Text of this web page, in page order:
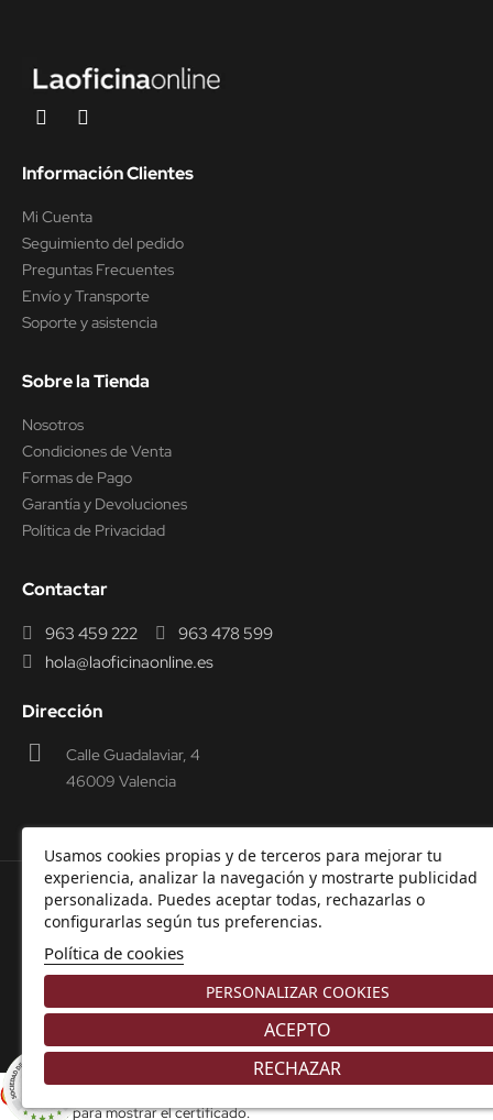
Usamos cookies propias y de terceros para mejorar tu
experiencia, analizar la navegación y mostrarte publicidad
personalizada. Puedes aceptar todas, rechazarlas o
configurarlas según tus preferencias.
Política de cookies
PERSONALIZAR COOKIES
RECHAZAR
ACEPTO
Información Clientes
Mi Cuenta
Seguimiento del pedido
Preguntas Frecuentes
Envío y Transporte
Soporte y asistencia
Sobre la Tienda
Nosotros
Condiciones de Venta
Formas de Pago
Garantía y Devoluciones
Política de Privacidad
Contactar
963 459 222
963 478 599
hola@laoficinaonline.es
Dirección
Calle Guadalaviar, 4
46009 Valencia
© 2000-2026 Laoficinaonline.SIDEOFFICE, S.L. CIF
B98914336 - Aviso Legal -Política de cookies
Privacidad
Comerciante aprobado por la Sociedad de Opiniones Contrastadas,haga
clic aquí para mostrar el certificado.
8.9/10